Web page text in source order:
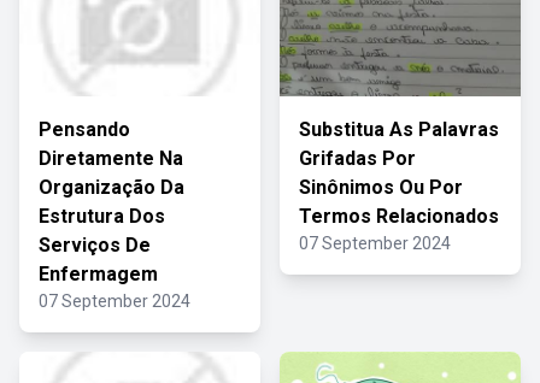
Pensando
Diretamente Na
Organização Da
Estrutura Dos
Serviços De
Enfermagem
07 September 2024
Substitua As Palavras
Grifadas Por
Sinônimos Ou Por
Termos Relacionados
07 September 2024